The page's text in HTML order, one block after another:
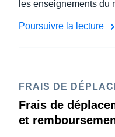
les enseignements du
Poursuivre la lecture
FRAIS DE
Frais de
et